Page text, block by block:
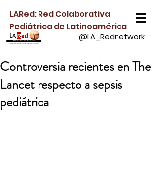
LARed: Red Colaborativa
Pediátrica de Latinoamérica
@LA_Rednetwork
Controversia recientes en The
Lancet respecto a sepsis
pediátrica